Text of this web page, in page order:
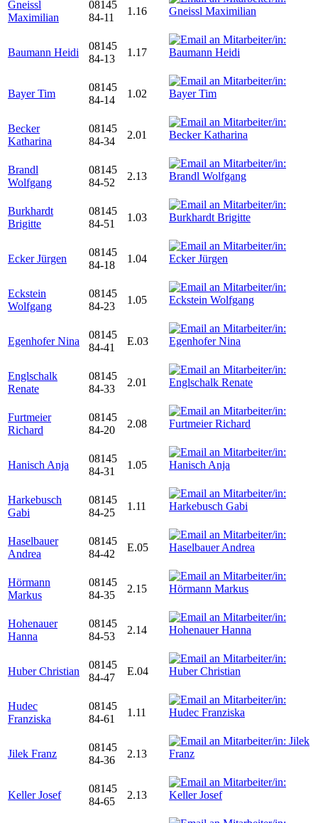
Gneissl
Maximilian
08145
84-11
1.16
Baumann Heidi
08145
84-13
1.17
Bayer Tim
08145
84-14
1.02
Becker
Katharina
08145
84-34
2.01
Brandl
Wolfgang
08145
84-52
2.13
Burkhardt
Brigitte
08145
84-51
1.03
Ecker Jürgen
08145
84-18
1.04
Eckstein
Wolfgang
08145
84-23
1.05
Egenhofer Nina
08145
84-41
E.03
Englschalk
Renate
08145
84-33
2.01
Furtmeier
Richard
08145
84-20
2.08
Hanisch Anja
08145
84-31
1.05
Harkebusch
Gabi
08145
84-25
1.11
Haselbauer
Andrea
08145
84-42
E.05
Hörmann
Markus
08145
84-35
2.15
Hohenauer
Hanna
08145
84-53
2.14
Huber Christian
08145
84-47
E.04
Hudec
Franziska
08145
84-61
1.11
Jilek Franz
08145
84-36
2.13
Keller Josef
08145
84-65
2.13